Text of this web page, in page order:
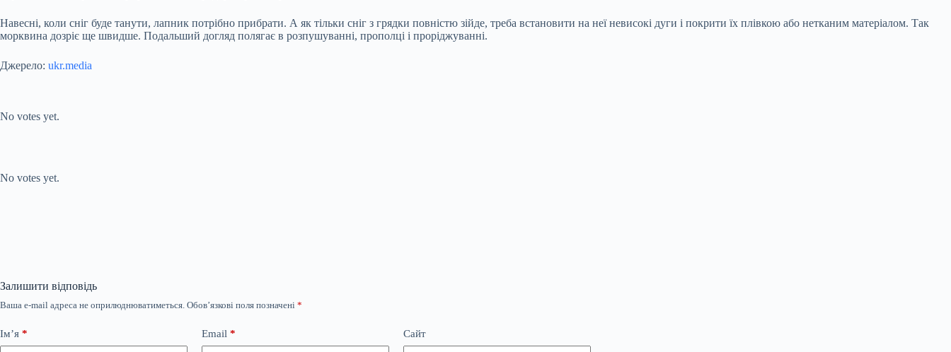
Навесні, коли сніг буде танути, лапник потрібно прибрати. А як тільки сніг з грядки повністю зійде, треба встановити на неї невисокі дуги і покрити їх плівкою або нетканим матеріалом. Так
морквина дозріє ще швидше. Подальший догляд полягає в розпушуванні, прополці і проріджуванні.
Джерело: ukr.media
No votes yet.
No votes yet.
Залишити відповідь
Ваша e-mail адреса не оприлюднюватиметься. Обов’язкові поля позначені *
Ім’я * Email * Сайт